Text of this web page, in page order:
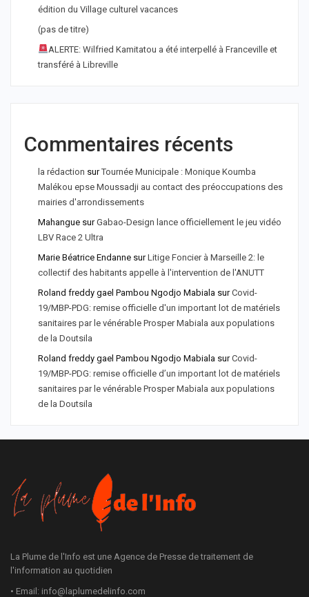
édition du Village culturel vacances
(pas de titre)
ALERTE: Wilfried Kamitatou a été interpellé à Franceville et
transféré à Libreville
Commentaires récents
la rédaction surTournée Municipale : Monique Koumba
Malékou epse Moussadji au contact des préoccupations des
mairies d'arrondissements
Mahangue surGabao-Design lance officiellement le jeu vidéo
LBV Race 2 Ultra
Marie Béatrice Endanne surLitige Foncier à Marseille 2: le
collectif des habitants appelle à l'intervention de l'ANUTT
Roland freddy gael Pambou Ngodjo Mabiala surCovid-
19/MBP-PDG: remise officielle d'un important lot de matériels
sanitaires par le vénérable Prosper Mabiala aux populations
de la Doutsila
Roland freddy gael Pambou Ngodjo Mabiala surCovid-
19/MBP-PDG: remise officielle d’un important lot de matériels
sanitaires par le vénérable Prosper Mabiala aux populations
de la Doutsila
La Plume de l'Info est une Agence de Presse de traitement de
l'information au quotidien
• Email: info@laplumedelinfo.com